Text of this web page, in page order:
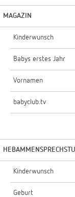
MAGAZIN
Kinderwunsch
Babys erstes Jahr
Vornamen
babyclub.tv
Kinderwunsch
Geburt